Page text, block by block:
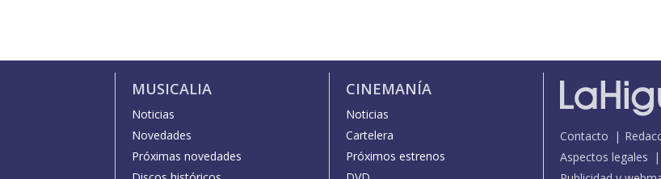
MUSICALIA
Noticias
Novedades
Próximas novedades
CINEMANÍA
Noticias
Cartelera
Próximos estrenos
Contacto
Aspectos legales